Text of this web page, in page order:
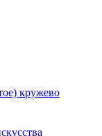
кружево